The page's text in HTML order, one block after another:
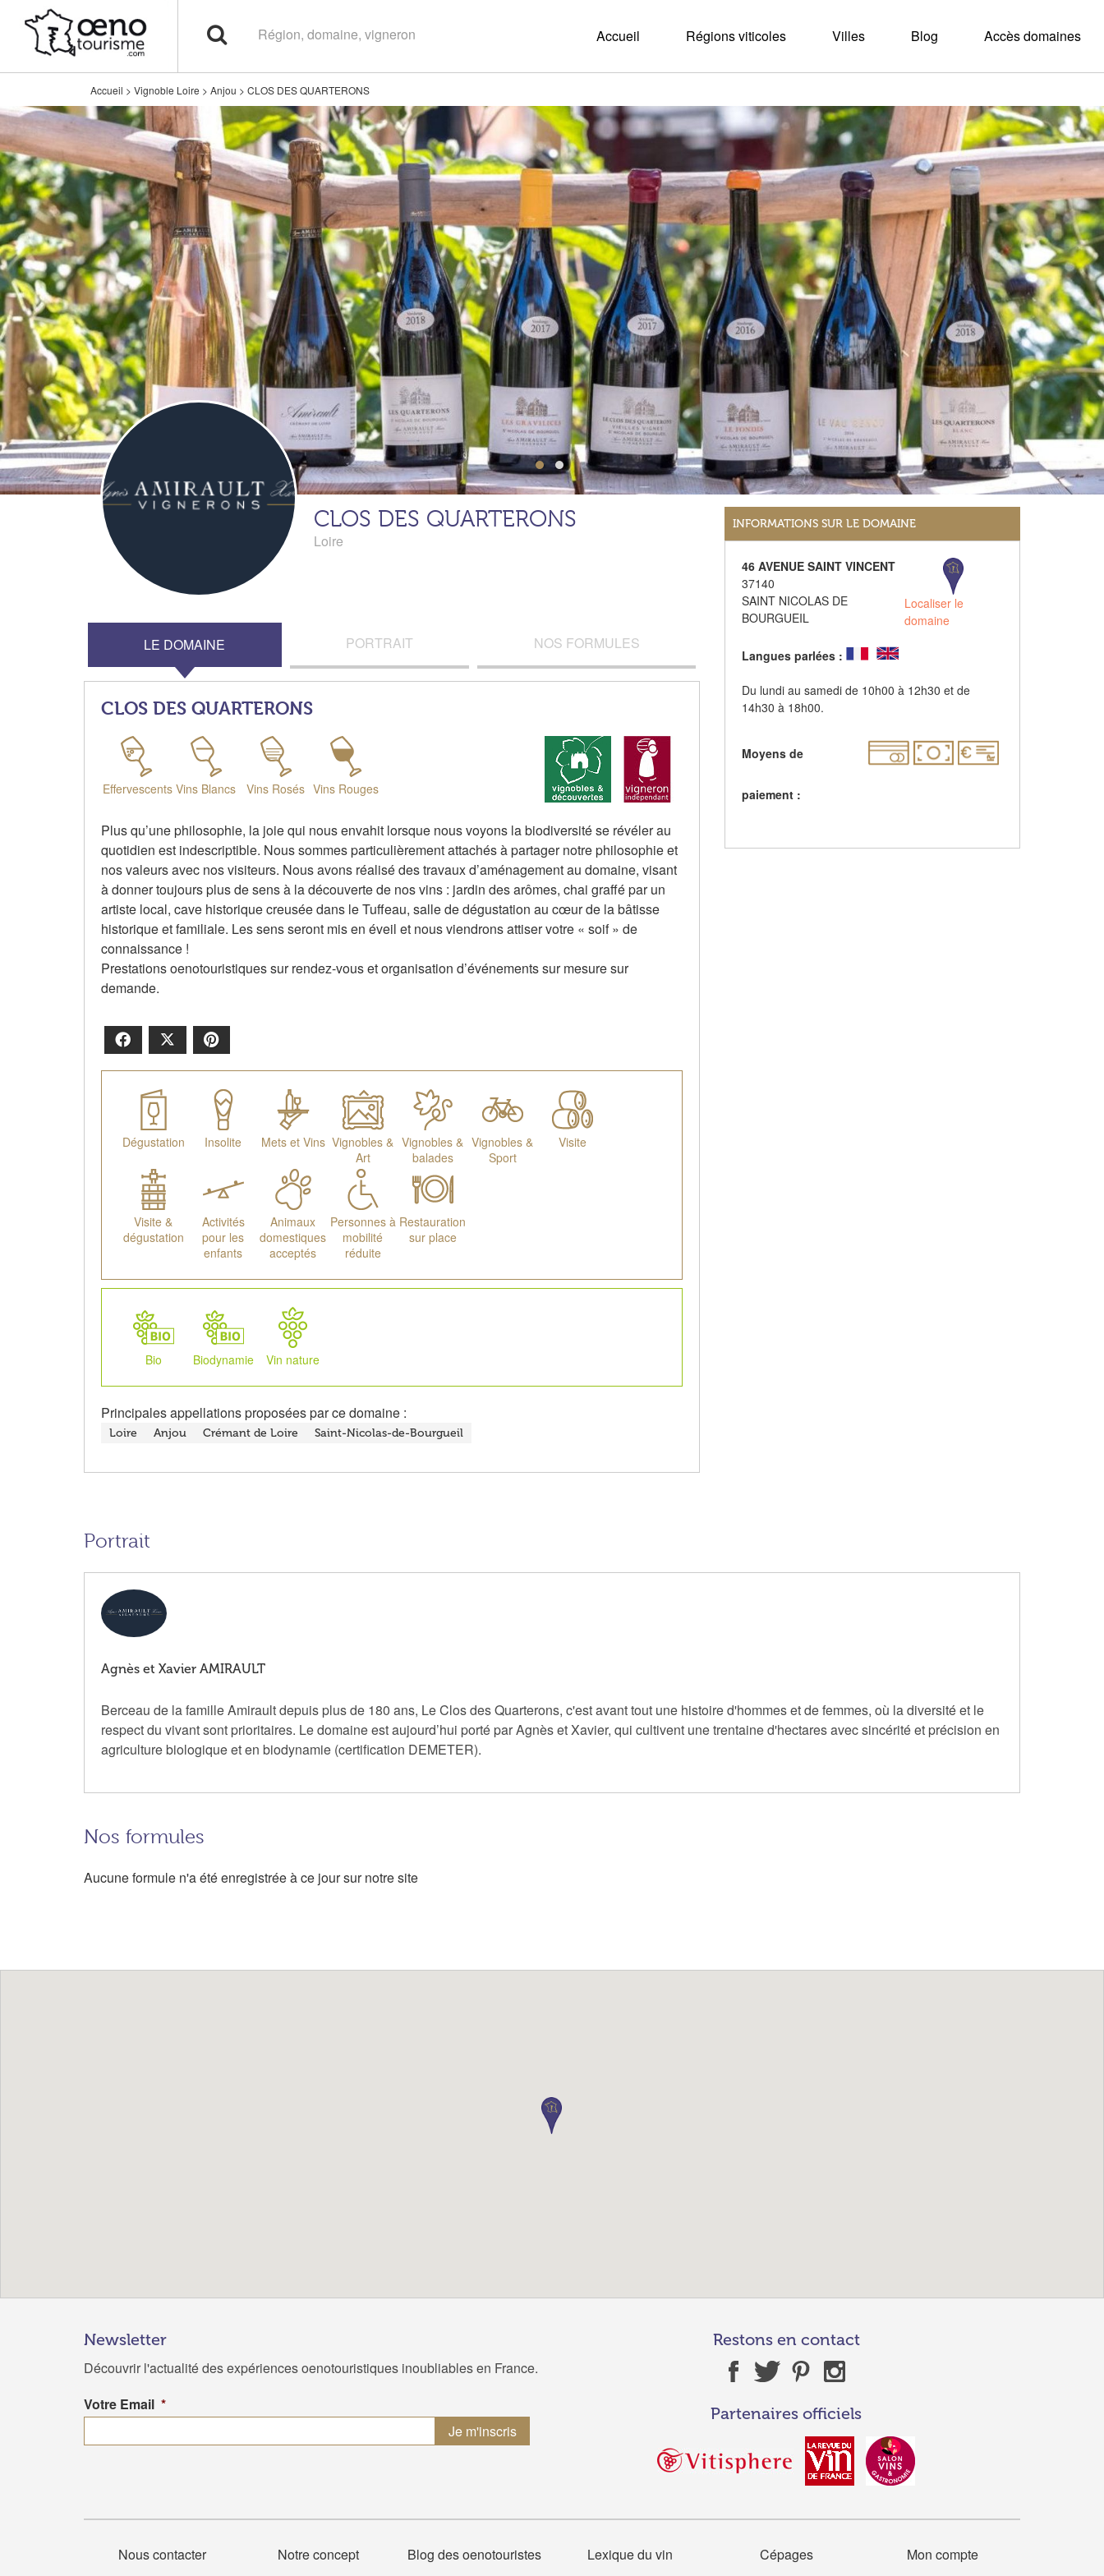
Accueil Régions viticoles Villes Blog Accès domaines
Accueil > Vignoble Loire > Anjou > CLOS DES QUARTERONS
CLOS DES QUARTERONS
Loire
LE DOMAINE PORTRAIT NOS FORMULES
CLOS DES QUARTERONS
Effervescents Vins Blancs Vins Rosés Vins Rouges
Plus qu’une philosophie, la joie qui nous envahit lorsque nous voyons la biodiversité se révéler au
quotidien est indescriptible. Nous sommes particulièrement attachés à partager notre philosophie et
nos valeurs avec nos visiteurs. Nous avons réalisé des travaux d’aménagement au domaine, visant
à donner toujours plus de sens à la découverte de nos vins : jardin des arômes, chai graffé par un
artiste local, cave historique creusée dans le Tuffeau, salle de dégustation au cœur de la bâtisse
historique et familiale. Les sens seront mis en éveil et nous viendrons attiser votre « soif » de
connaissance !
Prestations oenotouristiques sur rendez-vous et organisation d’événements sur mesure sur
demande.
Facebook
Dégustation Insolite Mets et Vins Vignobles &
Art
Vignobles &
balades
Vignobles &
Sport
Visite
Visite &
dégustation
Activités
pour les
enfants
Animaux
domestiques
acceptés
Personnes à
mobilité
réduite
Restauration
sur place
Bio Biodynamie Vin nature
Principales appellations proposées par ce domaine :
Loire Anjou Crémant de Loire Saint-Nicolas-de-Bourgueil
INFORMATIONS SUR LE DOMAINE
46 AVENUE SAINT VINCENT
37140
SAINT NICOLAS DE
BOURGUEIL
Localiser le
domaine
Langues parlées :
Du lundi au samedi de 10h00 à 12h30 et de
14h30 à 18h00.
Moyens de
paiement :
Portrait
Agnès et Xavier AMIRAULT
Berceau de la famille Amirault depuis plus de 180 ans, Le Clos des Quarterons, c'est avant tout une histoire d'hommes et de femmes, où la diversité et le
respect du vivant sont prioritaires. Le domaine est aujourd’hui porté par Agnès et Xavier, qui cultivent une trentaine d'hectares avec sincérité et précision en
agriculture biologique et en biodynamie (certification DEMETER).
Nos formules
Aucune formule n'a été enregistrée à ce jour sur notre site
Newsletter
Découvrir l'actualité des expériences oenotouristiques inoubliables en France.
Votre Email *
Restons en contact
Partenaires officiels
Nous contacter Notre concept Blog des oenotouristes Lexique du vin Cépages Mon compte